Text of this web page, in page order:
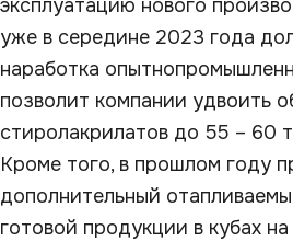
эксплуатацию нового
уже в середине 2023 года
наработка
позволит компании удвоить
стиролакрилатов до 55 – 60
Кроме того, в прошлом году
дополнительный
готовой продукции в кубах